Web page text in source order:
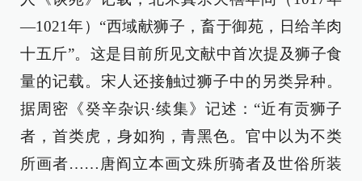
—1021年）“西域献狮子，畜于御苑，日给羊肉
十五斤”。这是目前所见文献中首次提及狮子食
量的记载。宋人还接触过狮子中的另类异种。
据周密《癸辛杂识·续集》记述：“近有贡狮子
者，首类虎，身如狗，青黑色。官中以为不类
所画者……唐阎立本画文殊所骑者及世俗所装